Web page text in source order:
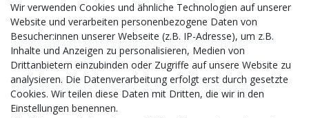
CMS-Softwaresystems zur digitalen Optimierung
von Geschäftsprozessen
Mit dem vorgenannten Projekt, welches im Zeitraum vom
20.12.2023 bis zum 29.02.2024 im Rahmen des
Förderprogrammes Digitalisierung Zuschuss EFRE 2021
bis 2027 umgesetzt wird, möchten wir in die Anschaffung
Wir verwenden Cookies und ähnliche Technologien auf unserer
Website und verarbeiten personenbezogene Daten von
Besucher:innen unserer Webseite (z.B. IP-Adresse), um z.B.
Inhalte und Anzeigen zu personalisieren, Medien von
Drittanbietern einzubinden oder Zugriffe auf unsere Website zu
analysieren. Die Datenverarbeitung erfolgt erst durch gesetzte
Cookies. Wir teilen diese Daten mit Dritten, die wir in den
Einstellungen benennen.